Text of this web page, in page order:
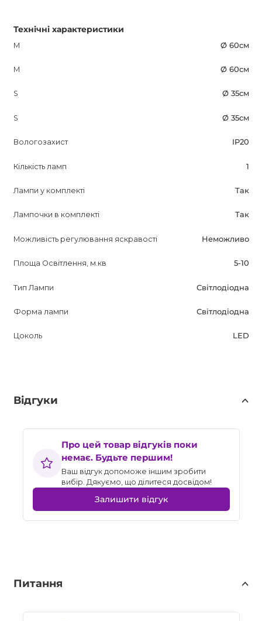
Технічні характеристики
M Ø 60см
M Ø 60см
S Ø 35см
S Ø 35см
Вологозахист IP20
Кількість ламп 1
Лампи у комплекті Так
Лампочки в комплекті Так
Можливість регулювання яскравості Неможливо
Площа Освітлення, м.кв 5-10
Тип Лампи Світлодіодна
Форма лампи Світлодіодна
Цоколь LED
Відгуки
Про цей товар відгуків поки
немає. Будьте першим!
Ваш відгук допоможе іншим зробити
вибір. Дякуємо, що ділитеся досвідом!
Залишити відгук
Питання